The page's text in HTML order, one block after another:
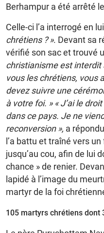
Berhampur a été arrêté
Celle-ci l’a interrogé en
chrétiens ? ». Devant sa
vérifié son sac et trouvé
christianisme est interdit
vous les chrétiens, vous
devez suivre une
à votre foi. » « J’ai le
dans ce pays. Je ne
reconversion », a
l’a battu et traîné vers
jusqu’au cou, afin de lui
chance » de renier.
lapidé à l’image du
martyr de la foi
105 martyrs chrétiens dont